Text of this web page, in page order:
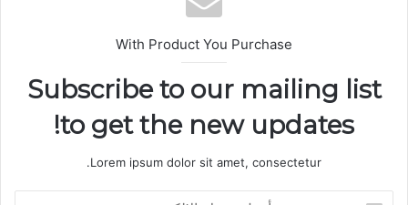
With Product You Purchase
Subscribe to our mailing list
to get the new updates!
Lorem ipsum dolor sit amet, consectetur.